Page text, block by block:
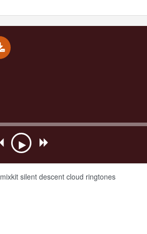
mixkit silent descent cloud ringtones